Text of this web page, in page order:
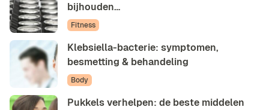
bijhouden…
Fitness
Klebsiella-bacterie: symptomen,
besmetting & behandeling
Body
Pukkels verhelpen: de beste middelen